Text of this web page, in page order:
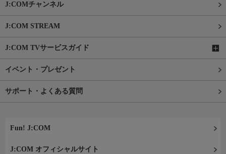
J:COMチャンネル
J:COM STREAM
J:COM TVサービスガイド
イベント・プレゼント
サポート・よくある質問
Fun! J:COM
J:COM オフィシャルサイト